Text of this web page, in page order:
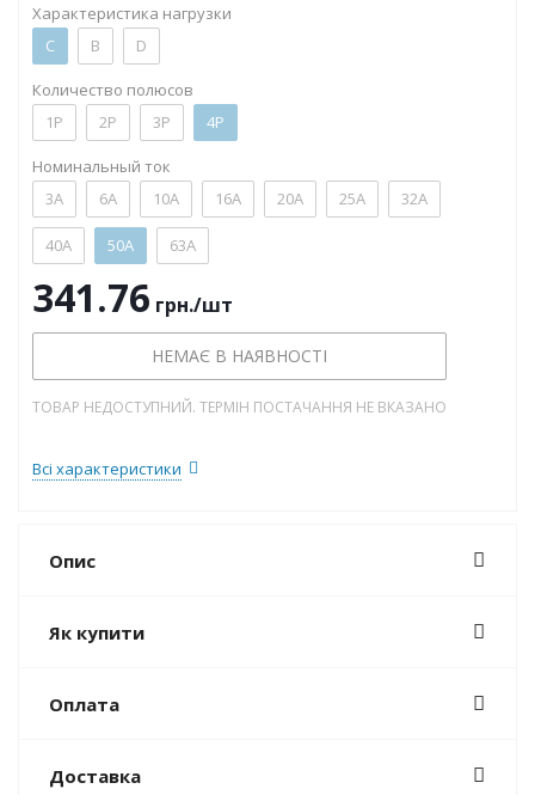
Характеристика нагрузки
C
B D
Количество полюсов
1P
2P 3P 4P
Номинальный ток
3А
6А 10А 16А 20А 25А 32А
40А 50А 63А
341.76 грн./шт
НЕМАЄ В НАЯВНОСТІ
ТОВАР НЕДОСТУПНИЙ. ТЕРМІН ПОСТАЧАННЯ НЕ ВКАЗАНО
Всі характеристики
Опис
Як купити
Оплата
Доставка